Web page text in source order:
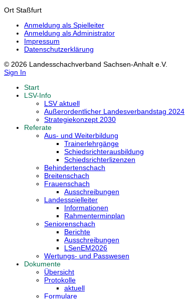
Ort Staßfurt
Anmeldung als Spielleiter
Anmeldung als Administrator
Impressum
Datenschutzerklärung
© 2026 Landesschachverband Sachsen-Anhalt e.V.
Sign In
Start
LSV-Info
LSV aktuell
Außerordentlicher Landesverbandstag 2024
Strategiekonzept 2030
Referate
Aus- und Weiterbildung
Trainerlehrgänge
Schiedsrichterausbildung
Schiedsrichterlizenzen
Behindertenschach
Breitenschach
Frauenschach
Ausschreibungen
Landesspielleiter
Informationen
Rahmenterminplan
Seniorenschach
Berichte
Ausschreibungen
LSenEM2026
Wertungs- und Passwesen
Dokumente
Übersicht
Protokolle
aktuell
Formulare